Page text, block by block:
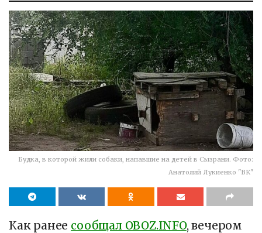
Будка, в которой жили собаки, напавшие на детей в Сызрани. Фото:
Анатолий Лукиенко "ВК"
Как ранее сообщал OBOZ.INFO, вечером